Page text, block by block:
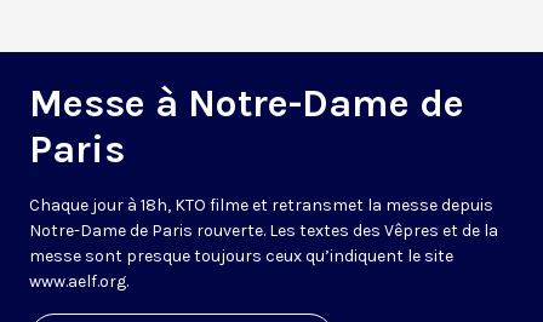
Messe à Notre-Dame de
Paris
Chaque jour à 18h, KTO filme et retransmet la messe depuis
Notre-Dame de Paris rouverte. Les textes des Vêpres et de la
messe sont presque toujours ceux qu’indiquent le site
www.aelf.org.